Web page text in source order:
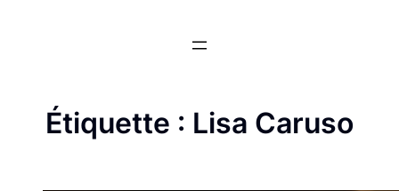
Étiquette : Lisa Caruso